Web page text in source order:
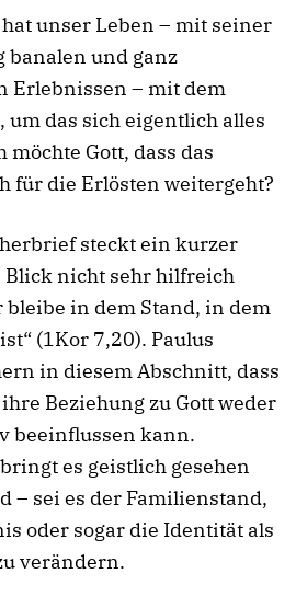
hat unser Leben – mit seiner
banalen und ganz
Erlebnissen – mit dem
um das sich eigentlich alles
möchte Gott, dass das
für die Erlösten weitergeht?
steckt ein kurzer
Blick nicht sehr hilfreich
bleibe in dem Stand, in dem
(1Kor 7,20). Paulus
in diesem Abschnitt, dass
Beziehung zu Gott weder
beeinflussen kann.
es geistlich gesehen
– sei es der Familienstand,
oder sogar die Identität als
verändern.